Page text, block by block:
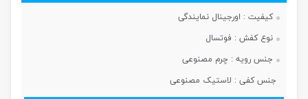
کیفیت : اورجینال نمایندگی
نوع کفش : فوتسال
جنس رویه : چرم مصنوعی
جنس کفی : لاستیک مصنوعی